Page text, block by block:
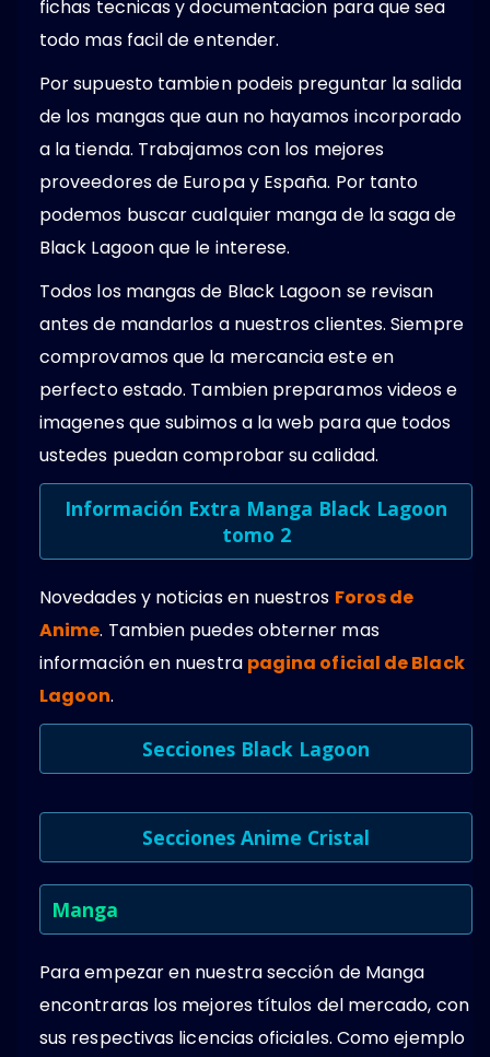
fichas tecnicas y documentacion para que sea
todo mas facil de entender.
Por supuesto tambien podeis preguntar la salida
de los mangas que aun no hayamos incorporado
a la tienda. Trabajamos con los mejores
proveedores de Europa y España. Por tanto
podemos buscar cualquier manga de la saga de
Black Lagoon que le interese.
Todos los mangas de Black Lagoon se revisan
antes de mandarlos a nuestros clientes. Siempre
comprovamos que la mercancia este en
perfecto estado. Tambien preparamos videos e
imagenes que subimos a la web para que todos
ustedes puedan comprobar su calidad.
Información Extra Manga Black Lagoon
tomo 2
Novedades y noticias en nuestros Foros de
Anime. Tambien puedes obterner mas
información en nuestra pagina oficial de Black
Lagoon.
Secciones Black Lagoon
Secciones Anime Cristal
Manga
Para empezar en nuestra sección de Manga
encontraras los mejores títulos del mercado, con
sus respectivas licencias oficiales. Como ejemplo